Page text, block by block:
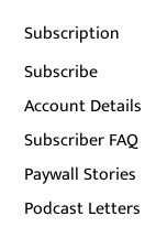
Subscription
Subscribe
Account Details
Subscriber FAQ
Paywall Stories
Podcast Letters